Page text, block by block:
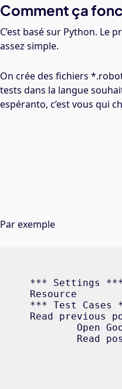
Comment ça
C’est basé sur Python. Le
assez simple.
On crée des fichiers
tests dans la langue
espéranto, c’est vous qui
Par exemple
*** Settings
Resource
*** Test Cases
Read previous